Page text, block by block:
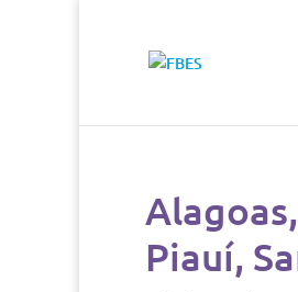
Piauí,